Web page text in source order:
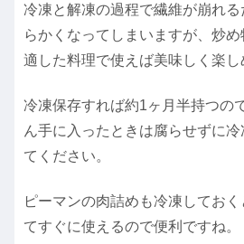
冷凍と解凍の過程で繊維が崩れ
らかくなってしまいますが、炒
適した料理で使えば美味しく楽し
冷凍保存すれば約1ヶ月半持つの
ん手に入ったときは腐らせずに
てください。
ピーマンの肉詰めも冷凍してお
てすぐに使えるので便利ですね。